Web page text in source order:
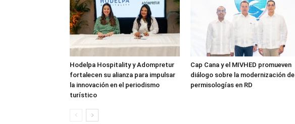
Hodelpa Hospitality y Adompretur
fortalecen su alianza para impulsar
la innovación en el periodismo
turístico
Cap Cana y el MIVHED promueven
diálogo sobre la modernización de
permisologías en RD